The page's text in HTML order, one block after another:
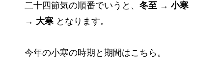
二十四節気の順番でいうと、 冬至 → 小寒
→ 大寒 となります。
今年の小寒の時期と期間はこちら。